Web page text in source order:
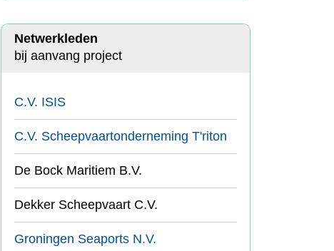
Netwerkleden
bij aanvang project
C.V. ISIS
C.V. Scheepvaartonderneming T'riton
De Bock Maritiem B.V.
Dekker Scheepvaart C.V.
Groningen Seaports N.V.